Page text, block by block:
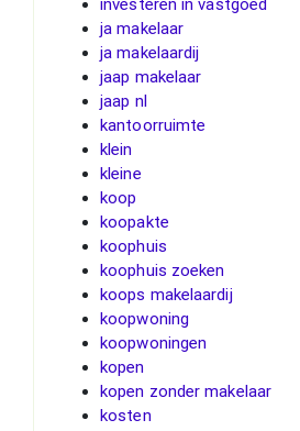
ja makelaar
ja makelaardij
jaap makelaar
jaap nl
kantoorruimte
klein
kleine
koop
koopakte
koophuis
koophuis zoeken
koops makelaardij
koopwoning
koopwoningen
kopen
kopen zonder makelaar
kosten